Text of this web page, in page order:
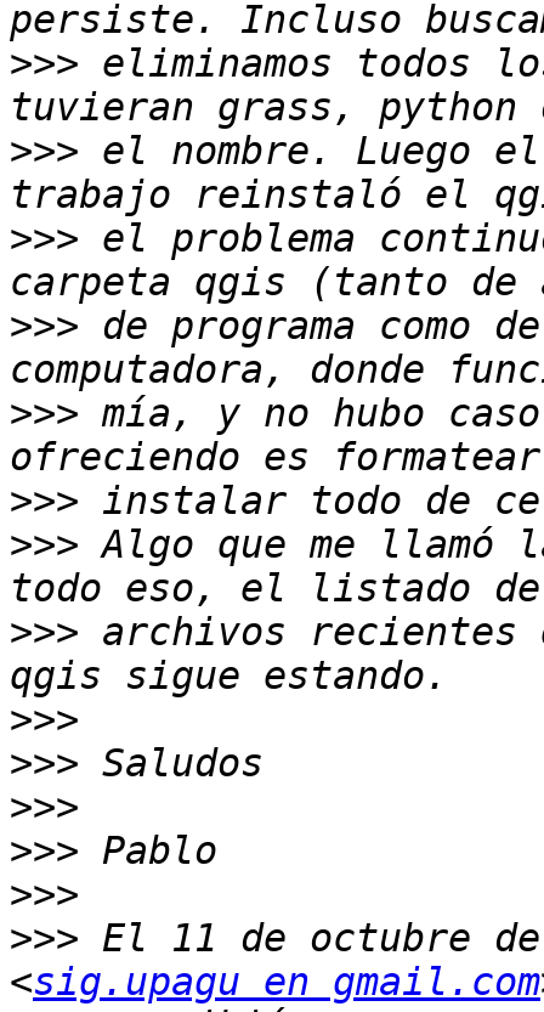
>>> eliminamos todos
>>> el nombre. Luego
>>> el problema
>>> de programa como
>>> mía, y no hubo
>>>
>>> Algo que me llamó
>>> archivos
>>>
>>>
>>>
>>>
>>>
>>> El 11 de octubre
<sig.upagu en gmail.com